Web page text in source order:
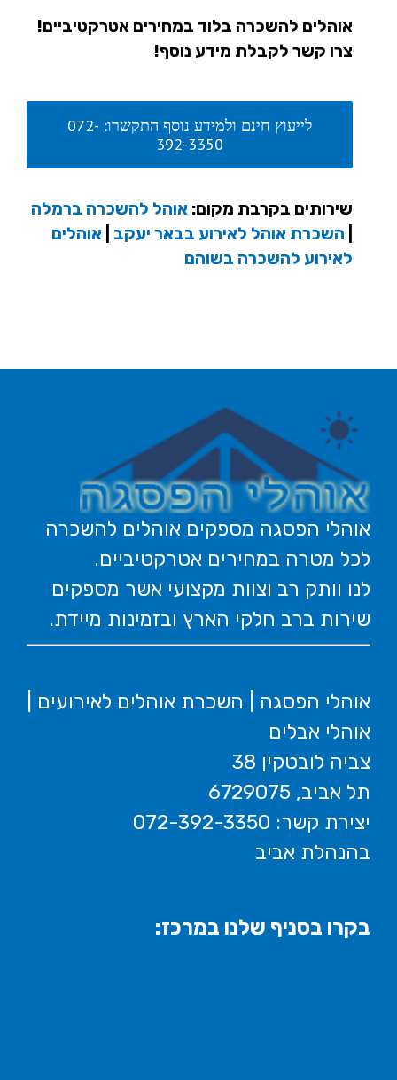
אוהלים להשכרה בלוד במחירים אטרקטיביים!
צרו קשר לקבלת מידע נוסף!
לייעוץ חינם ולמידע נוסף התקשרו: 072-
392-3350
שירותים בקרבת מקום: אוהל להשכרה ברמלה
השכרת אוהל לאירוע בבאר יעקב
אוהלים
לאירוע להשכרה בשוהם
אוהלי הפסגה מספקים אוהלים להשכרה
לכל מטרה במחירים אטרקטיביים.
לנו וותק רב וצוות מקצועי אשר מספקים
שירות ברב חלקי הארץ ובזמינות מיידת.
אוהלי הפסגה | השכרת אוהלים לאירועים |
אוהלי אבלים
צביה לובטקין 38
תל אביב, 6729075
יצירת קשר: 072-392-3350
בהנהלת אביב
בקרו בסניף שלנו במרכז: